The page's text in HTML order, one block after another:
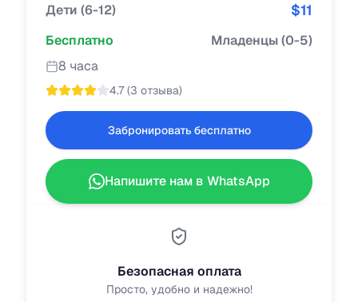
Дети (6-12) $11
Бесплатно Младенцы(0-5)
8 часа
4.7(3 отзыва)
Забронировать бесплатно
Напишите нам в WhatsApp
Безопасная оплата
Просто, удобно и надежно!